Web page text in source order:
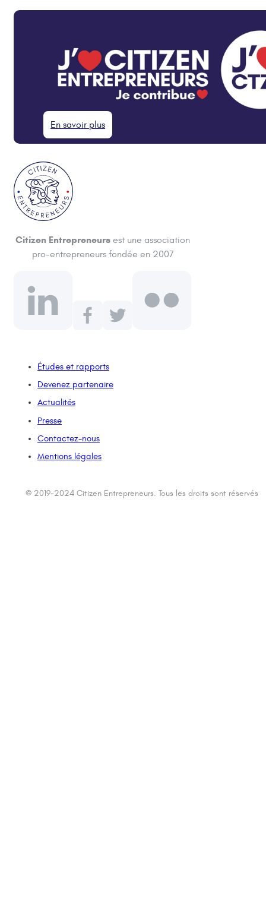
En savoir plus
Citizen Entrepreneurs est une association
pro-entrepreneurs fondée en 2007
Études et rapports
Devenez partenaire
Actualités
Presse
Contactez-nous
Mentions légales
© 2019-2024 Citizen Entrepreneurs. Tous les droits sont réservés